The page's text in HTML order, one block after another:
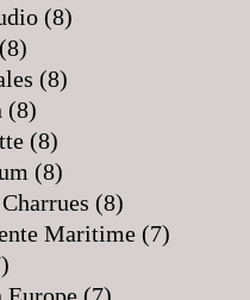
(8)
(8)
(8)
(8)
(8)
(8)
(8)
Maritime (7)